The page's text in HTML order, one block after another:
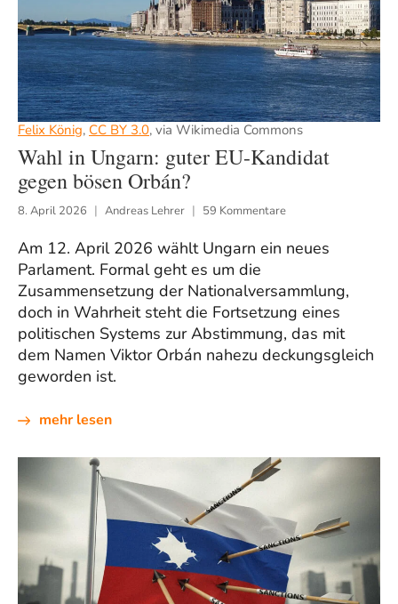
Felix König, CC BY 3.0, via Wikimedia Commons
Wahl in Ungarn: guter EU-Kandidat
gegen bösen Orbán?
8. April 2026 Andreas Lehrer 59 Kommentare
Am 12. April 2026 wählt Ungarn ein neues
Parlament. Formal geht es um die
Zusammensetzung der Nationalversammlung,
doch in Wahrheit steht die Fortsetzung eines
politischen Systems zur Abstimmung, das mit
dem Namen Viktor Orbán nahezu deckungsgleich
geworden ist.
mehr lesen